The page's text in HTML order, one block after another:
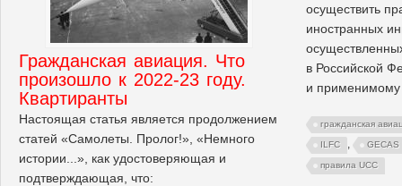
осуществить
иностранных
в Российской
и применимому
гражданская
ILFC , GECAS
правила UCC
Гражданская авиация. Что
произошло к 2022-23 году.
Квартиранты
Настоящая статья является продолжением
статей «Самолеты. Пролог!», «Немного
истории...», как удостоверяющая и
подтверждающая, что: